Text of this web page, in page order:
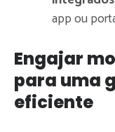
app ou
Engajar
para uma
eficiente